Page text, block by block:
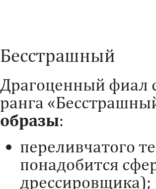
Бесстрашный
Драгоценный фиал
ранга
образы:
переливчатого
понадобится
дрессировщика);